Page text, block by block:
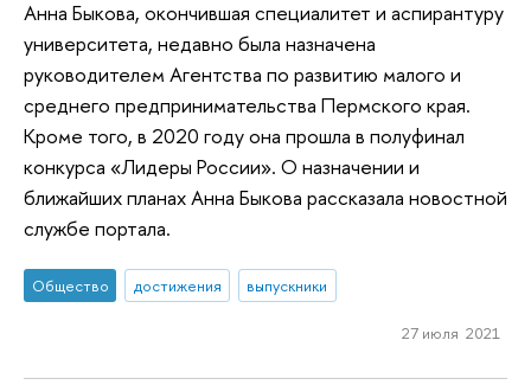
Анна Быкова, окончившая специалитет и аспирантуру
университета, недавно была назначена
руководителем Агентства по развитию малого и
среднего предпринимательства Пермского края.
Кроме того, в 2020 году она прошла в полуфинал
конкурса «Лидеры России». О назначении и
ближайших планах Анна Быкова рассказала новостной
службе портала.
Общество достижения выпускники
27 июля 2021